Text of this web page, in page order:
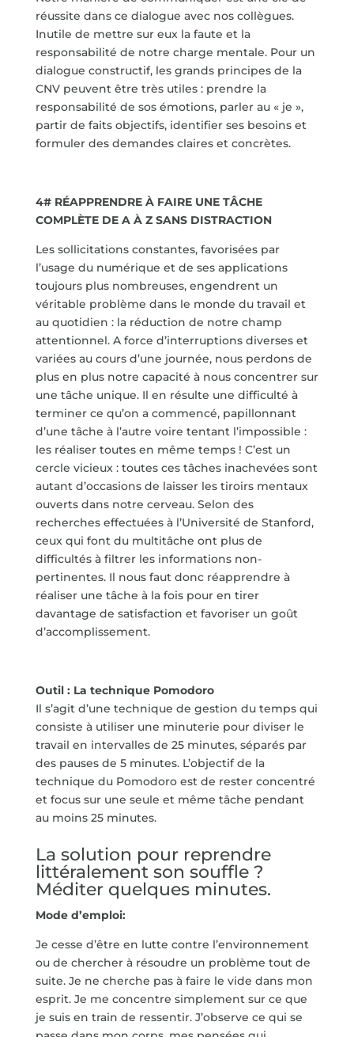
réussite dans ce dialogue avec nos collègues.
Inutile de mettre sur eux la faute et la
responsabilité de notre charge mentale. Pour un
dialogue constructif, les grands principes de la
CNV peuvent être très utiles : prendre la
responsabilité de sos émotions, parler au « je »,
partir de faits objectifs, identifier ses besoins et
formuler des demandes claires et concrètes.
4# RÉAPPRENDRE À FAIRE UNE TÂCHE
COMPLÈTE DE A À Z SANS DISTRACTION
Les sollicitations constantes, favorisées par
l’usage du numérique et de ses applications
toujours plus nombreuses, engendrent un
véritable problème dans le monde du travail et
au quotidien : la réduction de notre champ
attentionnel. A force d’interruptions diverses et
variées au cours d’une journée, nous perdons de
plus en plus notre capacité à nous concentrer sur
une tâche unique. Il en résulte une difficulté à
terminer ce qu’on a commencé, papillonnant
d’une tâche à l’autre voire tentant l’impossible :
les réaliser toutes en même temps ! C’est un
cercle vicieux : toutes ces tâches inachevées sont
autant d’occasions de laisser les tiroirs mentaux
ouverts dans notre cerveau. Selon des
recherches effectuées à l’Université de Stanford,
ceux qui font du multitâche ont plus de
difficultés à filtrer les informations non-
pertinentes. Il nous faut donc réapprendre à
réaliser une tâche à la fois pour en tirer
davantage de satisfaction et favoriser un goût
d’accomplissement.
Outil : La technique Pomodoro
Il s’agit d’une technique de gestion du temps qui
consiste à utiliser une minuterie pour diviser le
travail en intervalles de 25 minutes, séparés par
des pauses de 5 minutes. L’objectif de la
technique du Pomodoro est de rester concentré
et focus sur une seule et même tâche pendant
au moins 25 minutes.
La solution pour reprendre
littéralement son souffle ?
Méditer quelques minutes.
Mode d’emploi:
Je cesse d’être en lutte contre l’environnement
ou de chercher à résoudre un problème tout de
suite. Je ne cherche pas à faire le vide dans mon
esprit. Je me concentre simplement sur ce que
je suis en train de ressentir. J’observe ce qui se